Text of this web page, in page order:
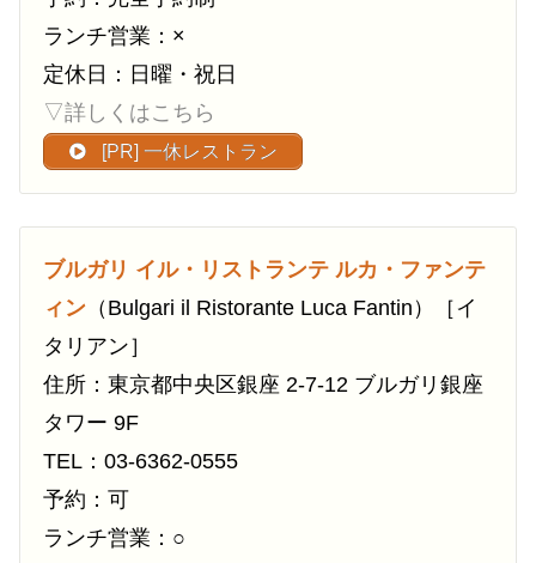
ランチ営業：×
定休日：日曜・祝日
▽詳しくはこちら
[PR] 一休レストラン
ブルガリ イル・リストランテ ルカ・ファンテ
ィン （Bulgari il Ristorante Luca Fantin）［イ
タリアン］
住所：東京都中央区銀座 2-7-12 ブルガリ銀座
タワー 9F
TEL：03-6362-0555
予約：可
ランチ営業：○